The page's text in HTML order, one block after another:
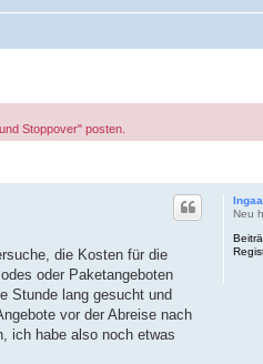
Stoppover" posten.
Ingaa
Neu
die Kosten für die
oder Paketangeboten
Stunde lang gesucht und
vor der Abreise nach
ich habe also noch etwas